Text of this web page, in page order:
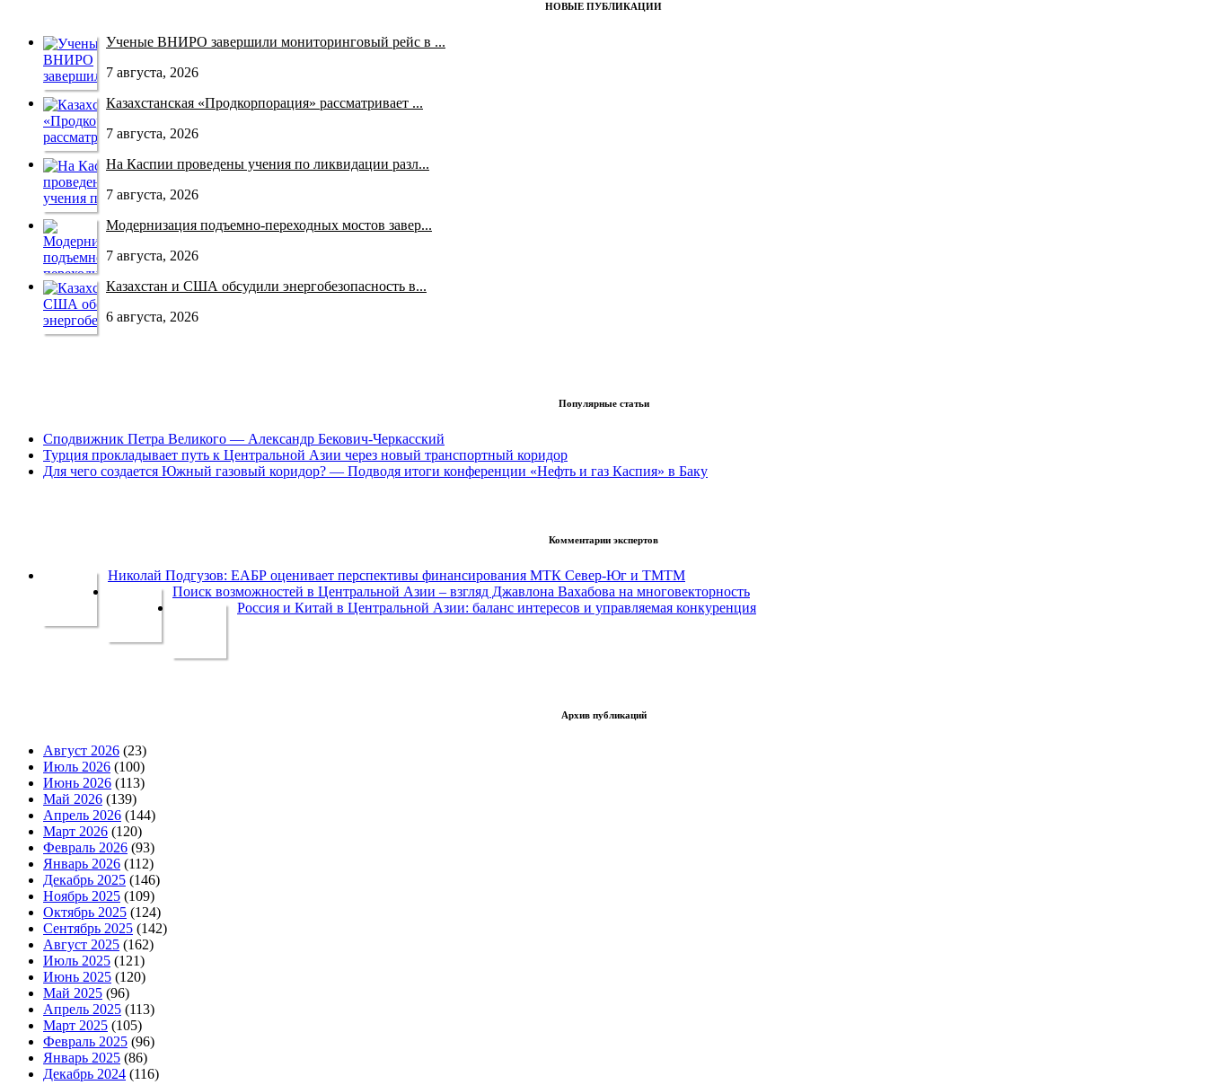
НОВЫЕ ПУБЛИКАЦИИ
Ученые ВНИРО завершили мониторинговый рейс в ...
7 августа, 2026
Казахстанская «Продкорпорация» рассматривает ...
7 августа, 2026
На Каспии проведены учения по ликвидации разл...
7 августа, 2026
Модернизация подъемно-переходных мостов завер...
7 августа, 2026
Казахстан и США обсудили энергобезопасность в...
6 августа, 2026
Популярные статьи
Сподвижник Петра Великого — Александр Бекович-Черкасский
Турция прокладывает путь к Центральной Азии через новый транспортный коридор
Для чего создается Южный газовый коридор? — Подводя итоги конференции «Нефть и газ Каспия» в Баку
Комментарии экспертов
Николай Подгузов: ЕАБР оценивает перспективы финансирования МТК Север-Юг и ТМТМ
Поиск возможностей в Центральной Азии – взгляд Джавлона Вахабова на многовекторность
Россия и Китай в Центральной Азии: баланс интересов и управляемая конкуренция
Архив публикаций
Август 2026 (23)
Июль 2026 (100)
Июнь 2026 (113)
Май 2026 (139)
Апрель 2026 (144)
Март 2026 (120)
Февраль 2026 (93)
Январь 2026 (112)
Декабрь 2025 (146)
Ноябрь 2025 (109)
Октябрь 2025 (124)
Сентябрь 2025 (142)
Август 2025 (162)
Июль 2025 (121)
Июнь 2025 (120)
Май 2025 (96)
Апрель 2025 (113)
Март 2025 (105)
Февраль 2025 (96)
Январь 2025 (86)
Декабрь 2024 (116)